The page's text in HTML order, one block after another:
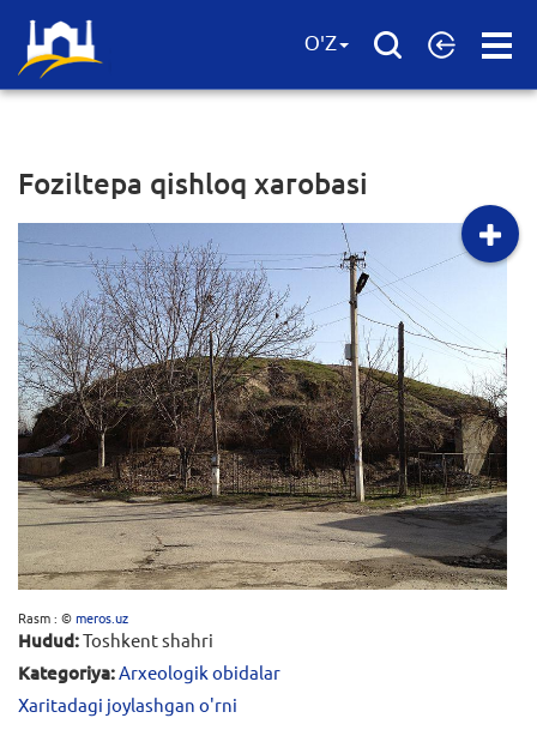
Open
O'Z
Foziltepa qishloq xarobasi
Rasm : ©meros.uz
Hudud:Toshkent shahri
Kategoriya:Arxeologik obidalar
Xaritadagi joylashgan o'rni